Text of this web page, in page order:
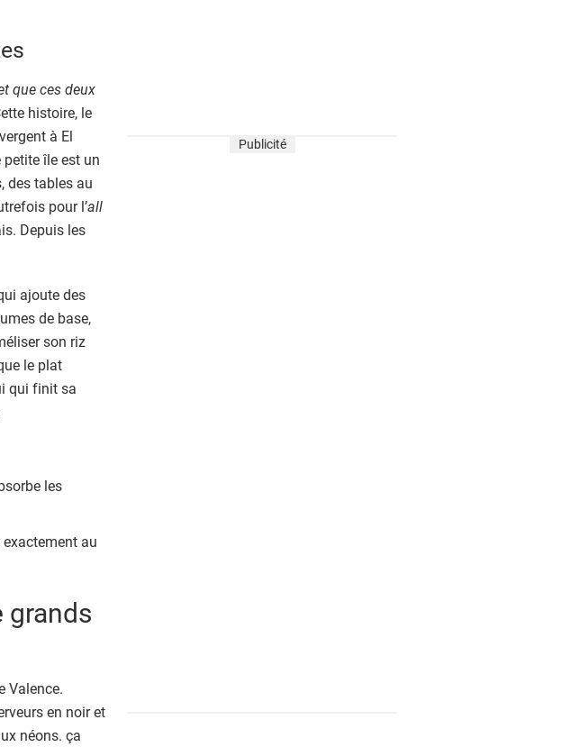
que ces deux
histoire, le
à El
petite île est un
des tables au
pour l’all
Depuis les
ajoute des
de base,
son riz
le plat
qui finit sa
les
au
grands
Valence.
en noir et
néons. ça
Publicité